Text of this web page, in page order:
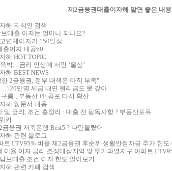
제2금융권대출이자해 알면 좋은 내용
해 지식인 검색
대출 이자는 얼마나 되나요?
연체이자가 150일정…
출이자 내공60
해 HOT TOPIC
박…금리 인상에 서민 ‘울상’
해 BEST NEWS
2금융권, 정부 대책은 아직 부족"
만명 세금 내면 원리금도 못 갚아
름’, 부동산 PF 공포 다시 확산
해 웹문서 내용
및 금리, 조건 총정리 : 대출 전 필독사항 ? 부동산포유
키
융권 저축은행 Best5 ? 나만몰랐어
해 관련 블로그
트 LTV95% 비율 제2금융권 후순위 생활안정자금 추가 한
이율 이자 금리 조정대상지역 및 투기과열지구 아파트
보대출 조건 이자 한도 알아보기
해 관련 카페 검색